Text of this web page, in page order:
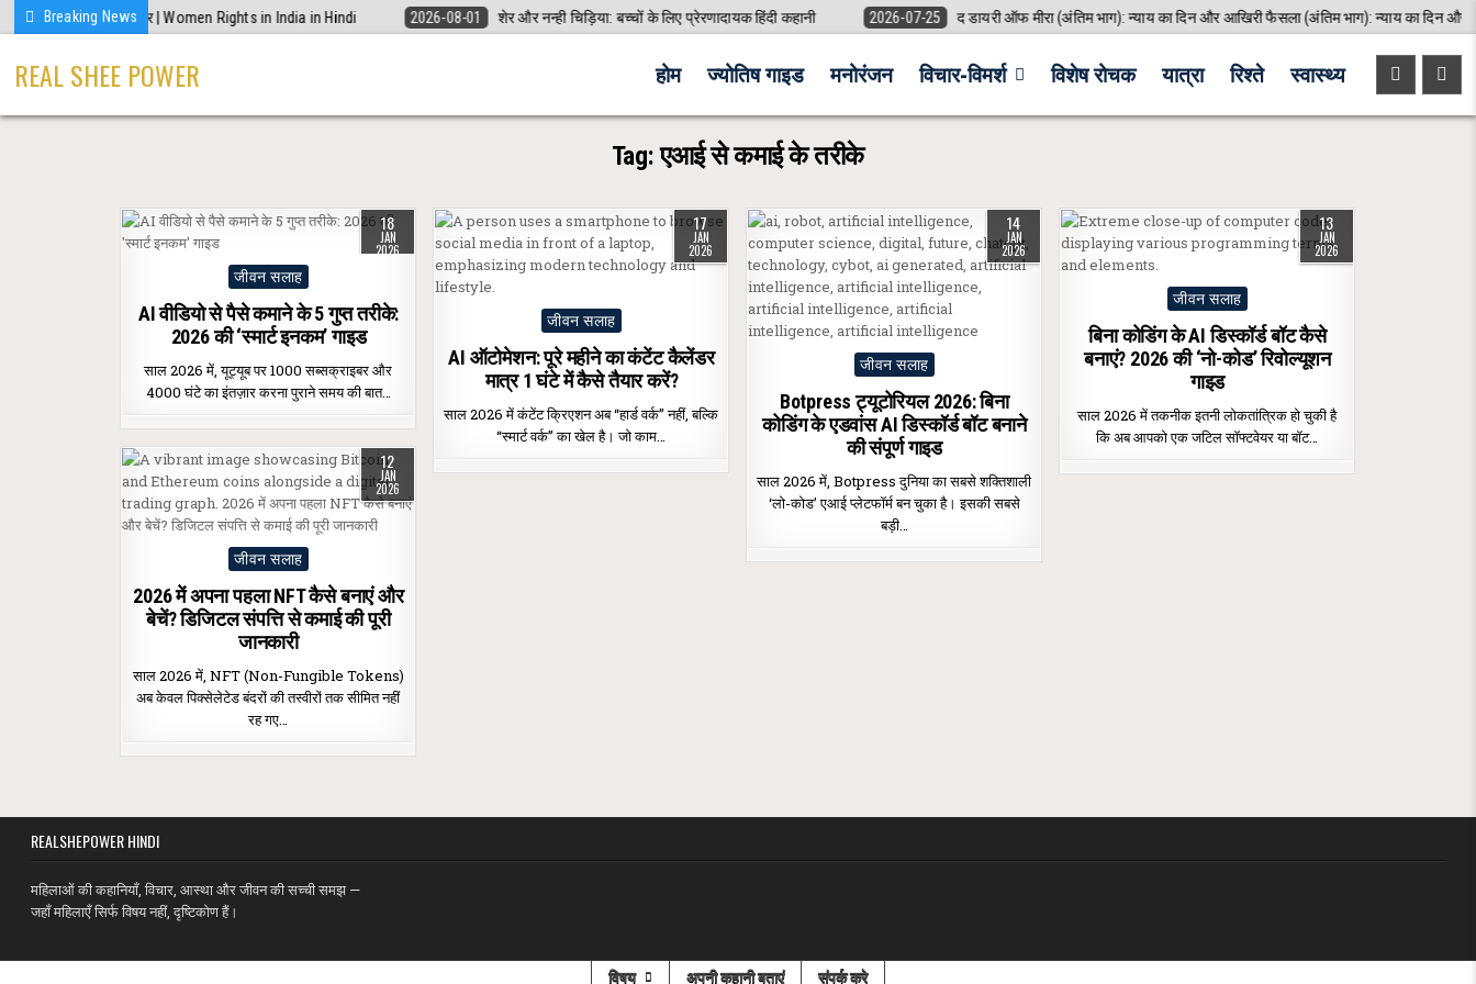
Skip
to
Breaking News
ये 5 कानूनी अधिकार | Women Rights in India in Hindi 2026-08-01 शेर और नन्ही चिड़िया: बच्चों के लिए प्रेरणादायक हिंदी कहानी 2026-07-25 द डायरी ऑफ मीरा (अंतिम भाग): न्याय का दिन और आखिरी फैसला (अंतिम भाग): न्याय का दिन और
REAL SHEE POWER होम ज्योतिष गाइड मनोरंजन विचार-विमर्श विशेष रोचक यात्रा रिश्ते स्वास्थ्य
Tag:एआई से कमाई के तरीके
18
JAN
2026
Posted
जीवन सलाह
AI वीडियो से पैसे कमाने के 5 गुप्त तरीके:
2026 की ‘स्मार्ट इनकम’ गाइड
साल 2026 में, यूट्यूब पर 1000 सब्सक्राइबर और
4000 घंटे का इंतज़ार करना पुराने समय की बात…
17
JAN
2026
Posted
जीवन सलाह
AI ऑटोमेशन: पूरे महीने का कंटेंट कैलेंडर
मात्र 1 घंटे में कैसे तैयार करें?
साल 2026 में कंटेंट क्रिएशन अब “हार्ड वर्क” नहीं, बल्कि
“स्मार्ट वर्क” का खेल है। जो काम…
14
JAN
2026
Posted
जीवन सलाह
Botpress ट्यूटोरियल 2026: बिना
कोडिंग के एडवांस AI डिस्कॉर्ड बॉट बनाने
की संपूर्ण गाइड
साल 2026 में, Botpress दुनिया का सबसे शक्तिशाली
‘लो-कोड’ एआई प्लेटफॉर्म बन चुका है। इसकी सबसे
बड़ी…
13
JAN
2026
Posted
जीवन सलाह
बिना कोडिंग के AI डिस्कॉर्ड बॉट कैसे
बनाएं? 2026 की ‘नो-कोड’ रिवोल्यूशन
गाइड
साल 2026 में तकनीक इतनी लोकतांत्रिक हो चुकी है
कि अब आपको एक जटिल सॉफ्टवेयर या बॉट…
12
JAN
2026
Posted
जीवन सलाह
2026 में अपना पहला NFT कैसे बनाएं और
बेचें? डिजिटल संपत्ति से कमाई की पूरी
जानकारी
साल 2026 में, NFT (Non-Fungible Tokens)
अब केवल पिक्सेलेटेड बंदरों की तस्वीरों तक सीमित नहीं
रह गए…
REALSHEPOWER HINDI
महिलाओं की कहानियाँ, विचार, आस्था और जीवन की सच्ची समझ —
जहाँ महिलाएँ सिर्फ विषय नहीं, दृष्टिकोण हैं।
विषय अपनी कहानी बताएं संपर्क करे